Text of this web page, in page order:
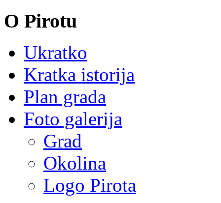
O Pirotu
Ukratko
Kratka istorija
Plan grada
Foto galerija
Grad
Okolina
Logo Pirota